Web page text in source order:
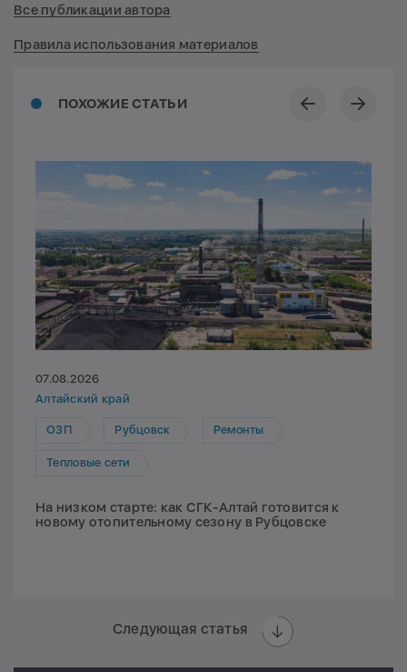
ПОХОЖИЕ СТАТЬИ
07.08.2026
Алтайский край
ОЗП Рубцовск Ремонты
Тепловые сети
На низком старте: как СГК-Алтай готовится к
новому отопительному сезону в Рубцовске
Следующая статья
Все публикации автора
Правила использования материалов